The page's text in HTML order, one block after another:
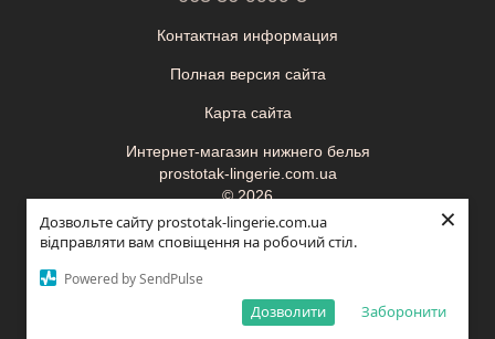
Дозвольте сайту prostotak-lingerie.com.ua
відправляти вам сповіщення на робочий стіл.
Powered by SendPulse
Заборонити
Дозволити
×
Контактная информация
Полная версия сайта
Карта сайта
Интернет-магазин нижнего белья
prostotak-lingerie.com.ua
© 2026
ФОП Корецька Олександра Миколаївна
Рус